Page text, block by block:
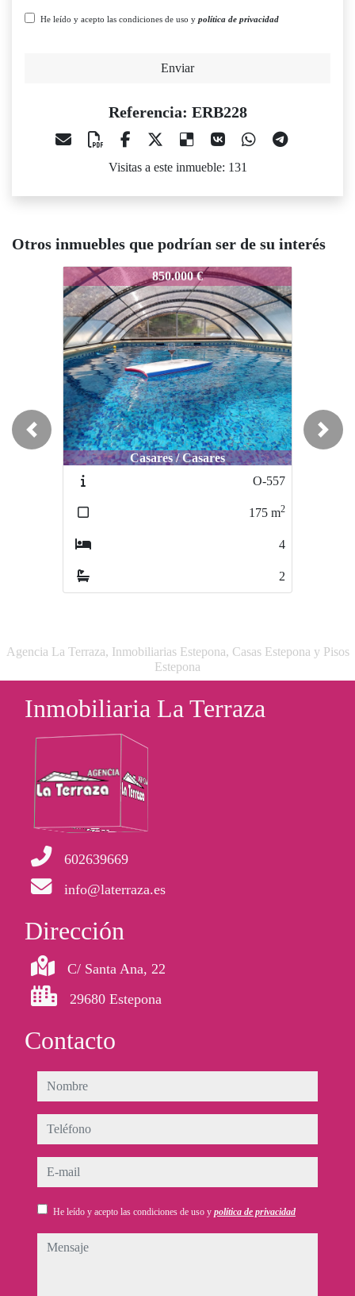
He leído y acepto las condiciones de uso y política de privacidad
Enviar
Referencia: ERB228
Visitas a este inmueble: 131
Otros inmuebles que podrían ser de su interés
ERB228
850.000 €
Casares / Casares
ERB228 1.170.000 €
Estepona / Cantaranas
ERB317
5200
Previous Next
Agencia La Terraza, Inmobiliarias Estepona, Casas Estepona y Pisos
Estepona
Inmobiliaria La Terraza
602639669
info@laterraza.es
Dirección
C/ Santa Ana, 22
29680 Estepona
Contacto
nombre
teléfono
e-mail
He leído y acepto las condiciones de uso y política de privacidad
mensaje